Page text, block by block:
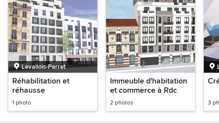
Levallois-Perret
Réhabilitation et
réhausse
1 photo
Immeuble d'habitation
et commerce à Rdc
2 photos 3